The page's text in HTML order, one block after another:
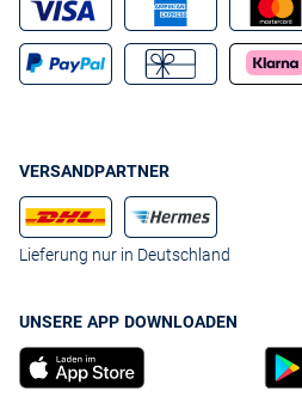
VERSANDPARTNER
Lieferung nur in Deutschland
UNSERE APP DOWNLOADEN